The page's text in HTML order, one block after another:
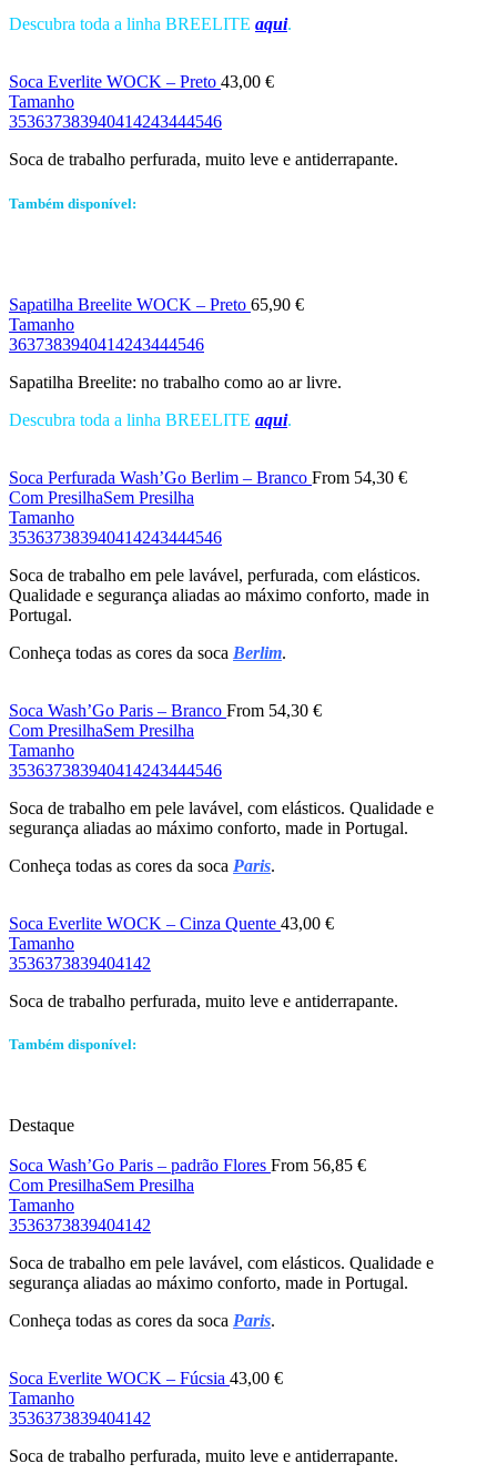
Descubra toda a linha BREELITE aqui.
Soca Everlite WOCK – Preto 43,00 €
Tamanho
353637383940414243444546
Soca de trabalho perfurada, muito leve e antiderrapante.
Também disponível:
Sapatilha Breelite WOCK – Preto 65,90 €
Tamanho
3637383940414243444546
Sapatilha Breelite: no trabalho como ao ar livre.
Descubra toda a linha BREELITE aqui.
Soca Perfurada Wash’Go Berlim – Branco From 54,30 €
Com PresilhaSem Presilha
Tamanho
353637383940414243444546
Soca de trabalho em pele lavável, perfurada, com elásticos.
Qualidade e segurança aliadas ao máximo conforto, made in
Portugal.
Conheça todas as cores da soca Berlim.
Soca Wash’Go Paris – Branco From 54,30 €
Com PresilhaSem Presilha
Tamanho
353637383940414243444546
Soca de trabalho em pele lavável, com elásticos. Qualidade e
segurança aliadas ao máximo conforto, made in Portugal.
Conheça todas as cores da soca Paris.
Soca Everlite WOCK – Cinza Quente 43,00 €
Tamanho
3536373839404142
Soca de trabalho perfurada, muito leve e antiderrapante.
Também disponível:
Destaque
Soca Wash’Go Paris – padrão Flores From 56,85 €
Com PresilhaSem Presilha
Tamanho
3536373839404142
Soca de trabalho em pele lavável, com elásticos. Qualidade e
segurança aliadas ao máximo conforto, made in Portugal.
Conheça todas as cores da soca Paris.
Soca Everlite WOCK – Fúcsia 43,00 €
Tamanho
3536373839404142
Soca de trabalho perfurada, muito leve e antiderrapante.